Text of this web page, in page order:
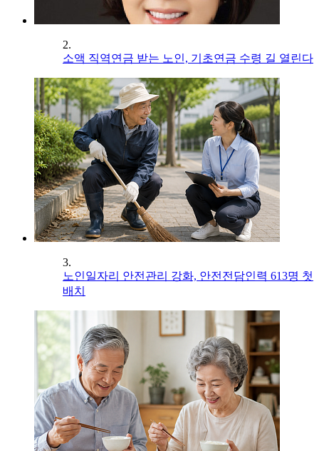
2.
소액 직역연금 받는 노인, 기초연금 수령 길 열린다
3.
노인일자리 안전관리 강화, 안전전담인력 613명 첫
배치